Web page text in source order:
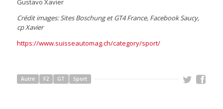
Gustavo Xavier
Crédit images: Sites Boschung et GT4 France, Facebook Saucy,
cp Xavier
https://www.suisseautomag.ch/category/sport/
Autre F2 GT Sport